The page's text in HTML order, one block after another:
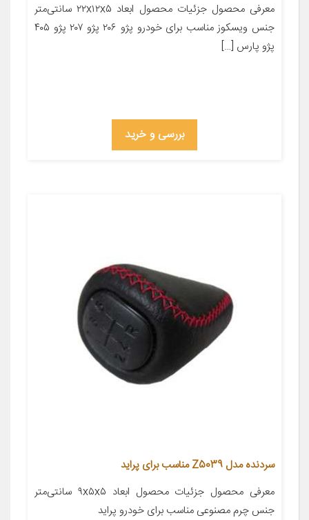
معرفی محصول جزئیات محصول ابعاد ۲۲x۱۲x۵ سانتی‌متر
جنس ویسکوز مناسب برای خودرو پژو ۲۰۶ پژو ۲۰۷ پژو ۴۰۵
پژو پارس […]
بررسی و خرید
سردنده مدل Z5039 مناسب برای پراید
معرفی محصول جزئیات محصول ابعاد ۹x۵x۵ سانتی‌متر
جنس چرم مصنوعی مناسب برای خودرو پراید